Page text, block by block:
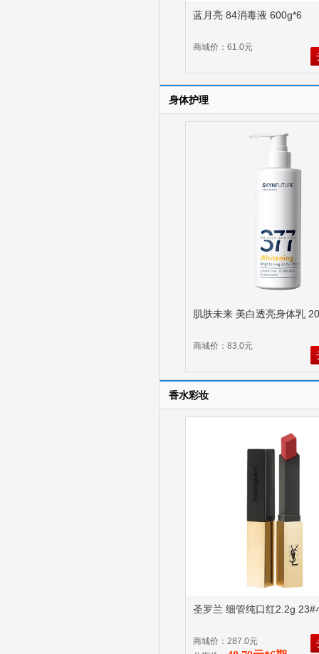
蓝月亮 84消毒液 600g*6
商城价：61.0元
身体护理
肌肤未来 美白透亮身体乳
商城价：83.0元
香水彩妆
圣罗兰 细管纯口红2.2g
商城价：287.0元